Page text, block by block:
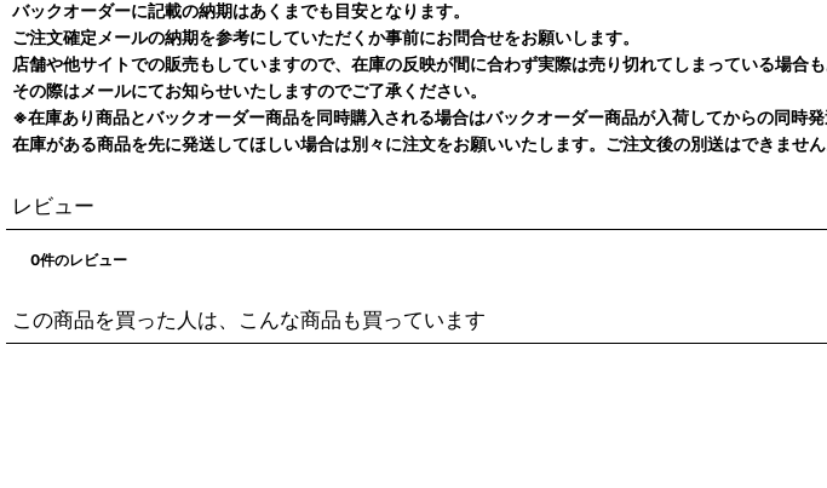
バックオーダーに記載の納期はあくまでも目安となります。
ご注文確定メールの納期を参考にしていただくか事前にお問合せをお願いします。
店舗や他サイトでの販売もしていますので、在庫の反映が間に合わず実際は売り切れてしまっている場合も
その際はメールにてお知らせいたしますのでご了承ください。
※在庫あり商品とバックオーダー商品を同時購入される場合はバックオーダー商品が入荷してからの同時発
在庫がある商品を先に発送してほしい場合は別々に注文をお願いいたします。ご注文後の別送はできません
レビュー
0件のレビュー
この商品を買った人は、こんな商品も買っています